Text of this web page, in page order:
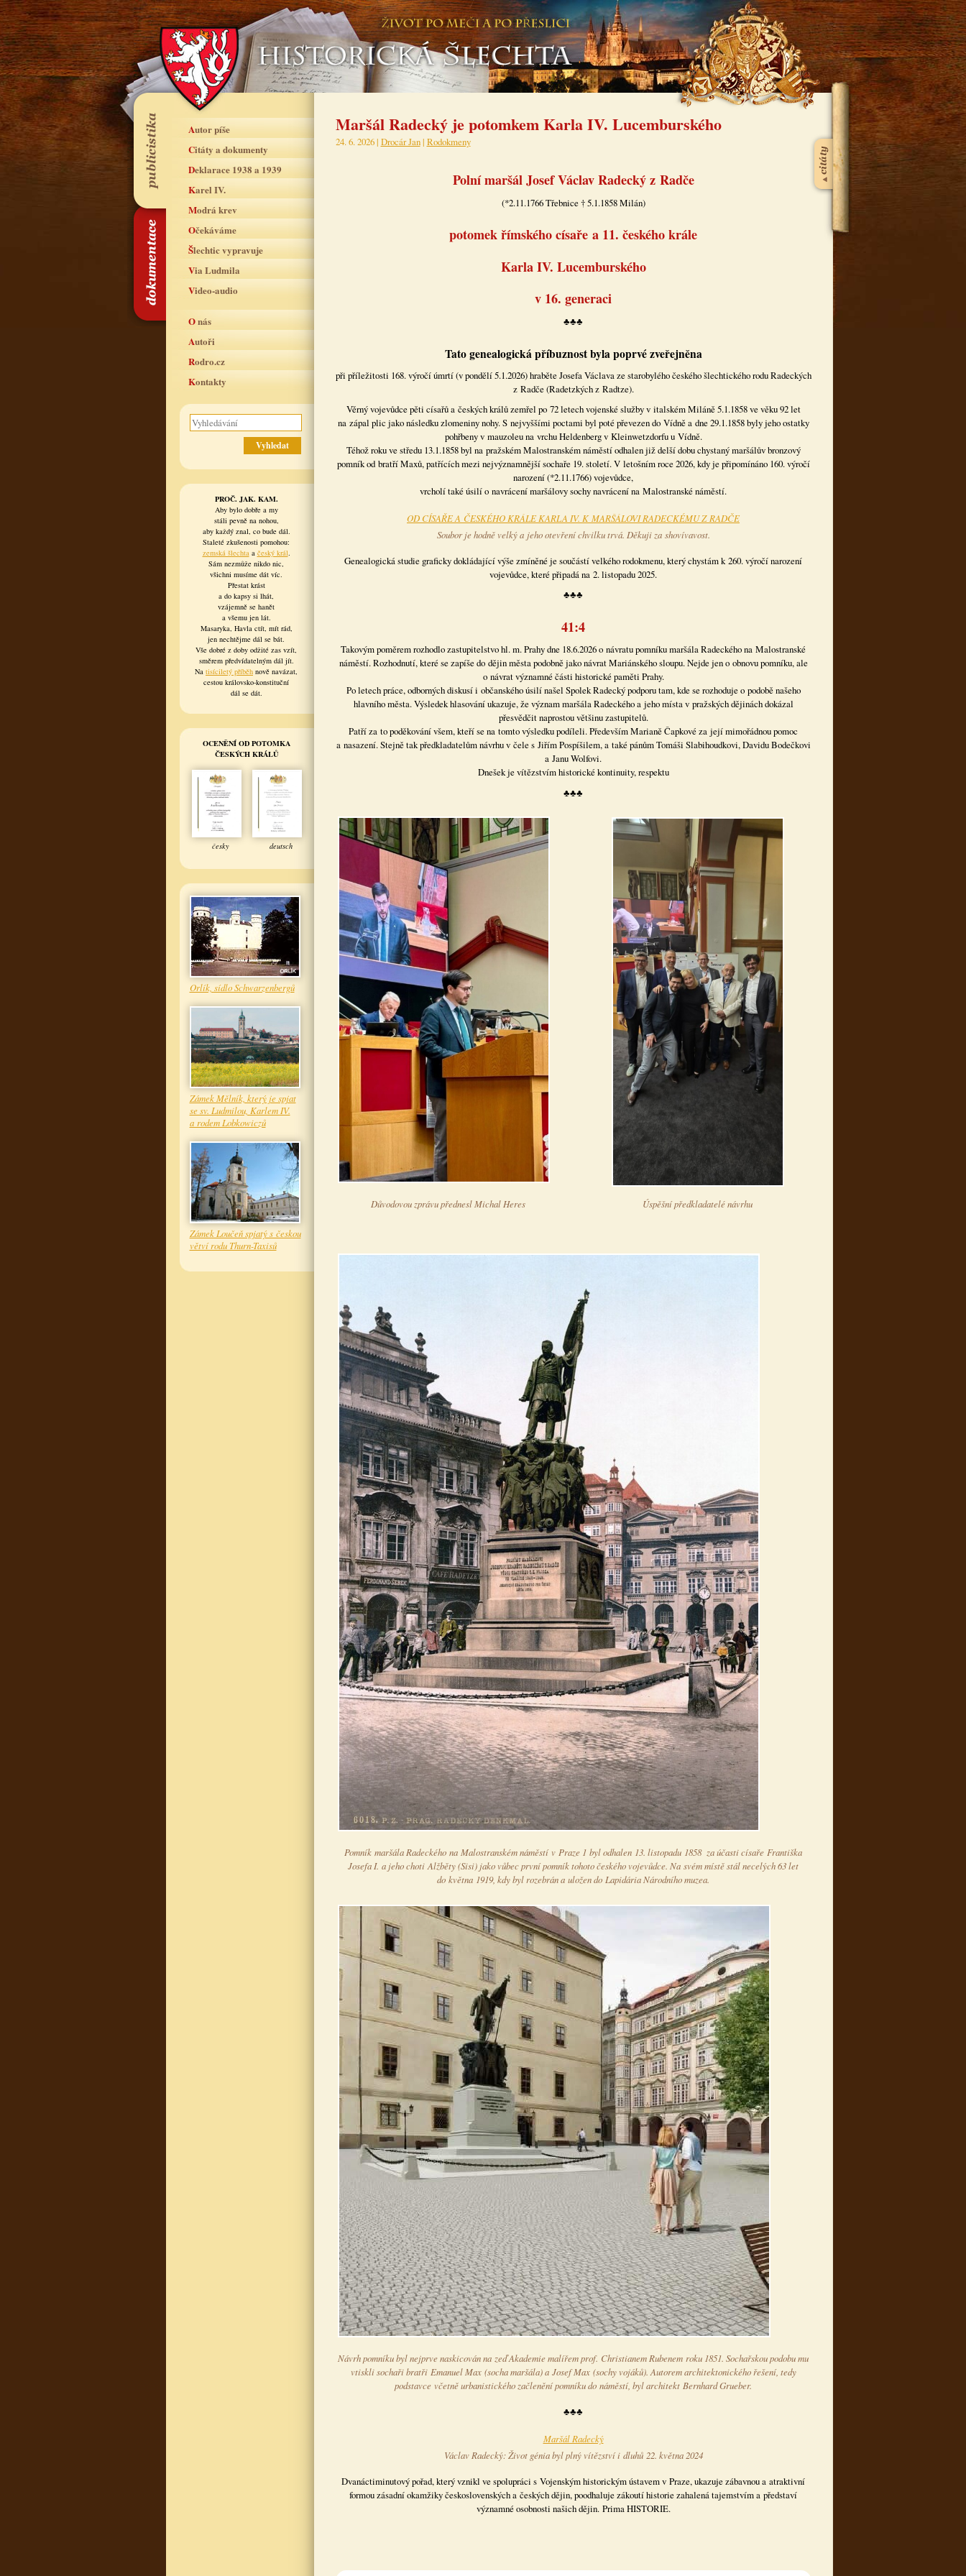
Autor píše
Citáty a dokumenty
Deklarace 1938 a 1939
Karel IV.
Modrá krev
Očekáváme
Šlechtic vypravuje
Via Ludmila
Video-audio
O nás
Autoři
Rodro.cz
Kontakty
PROČ. JAK. KAM.
Aby bylo dobře a my
stáli pevně na nohou,
aby každý znal, co bude dál.
Staleté zkušenosti pomohou:
zemská šlechtaa český král.
Sám nezmůže nikdo nic,
všichni musíme dát víc.
Přestat krást
a do kapsy si lhát,
vzájemně se hanět
a všemu jen lát.
Masaryka, Havla ctít, mít rád,
jen nechtějme dál se bát.
Vše dobré z doby odžité zas vzít,
směrem předvídatelným dál jít.
Na tisíciletý příběh nově navázat,
cestou královsko-konstituční
dál se dát.
OCENĚNÍ OD POTOMKA
ČESKÝCH KRÁLŮ
česky deutsch
Orlík, sídlo Schwarzenbergů
Zámek Mělník, který je spjat
se sv. Ludmilou, Karlem IV.
a rodem Lobkowiczů
Zámek Loučeň spjatý s českou
větví rodu Thurn-Taxisů
Maršál Radecký je potomkem Karla IV. Lucemburského
24. 6. 2026 | Drocár Jan| Rodokmeny
Polní maršál Josef Václav Radecký z Radče
(*2.11.1766 Třebnice † 5.1.1858 Milán)
potomek římského císaře a 11. českého krále
Karla IV. Lucemburského
v 16. generaci
♣♣♣
Tato genealogická příbuznost byla poprvé zveřejněna
při příležitosti 168. výročí úmrtí (v pondělí 5.1.2026) hraběte Josefa Václava ze starobylého českého šlechtického rodu Radeckých
z Radče (Radetzkých z Radtze).
Věrný vojevůdce pěti císařů a českých králů zemřel po 72 letech vojenské služby v italském Miláně 5.1.1858 ve věku 92 let
na zápal plic jako následku zlomeniny nohy. S nejvyššími poctami byl poté převezen do Vídně a dne 29.1.1858 byly jeho ostatky
pohřbeny v mauzoleu na vrchu Heldenberg v Kleinwetzdorfu u Vídně.
Téhož roku ve středu 13.1.1858 byl na pražském Malostranském náměstí odhalen již delší dobu chystaný maršálův bronzový
pomník od bratří Maxů, patřících mezi nejvýznamnější sochaře 19. století. V letošním roce 2026, kdy je připomínáno 160. výročí
narození (*2.11.1766) vojevůdce,
vrcholí také úsilí o navrácení maršálovy sochy navrácení na Malostranské náměstí.
OD CÍSAŘE A ČESKÉHO KRÁLE KARLA IV. K MARŠÁLOVI RADECKÉMU Z RADČE
Soubor je hodně velký a jeho otevření chvilku trvá. Děkuji za shovívavost.
Genealogická studie graficky dokládající výše zmíněné je součástí velkého rodokmenu, který chystám k 260. výročí narození
vojevůdce, které připadá na 2. listopadu 2025.
♣♣♣
41:4
Takovým poměrem rozhodlo zastupitelstvo hl. m. Prahy dne 18.6.2026 o návratu pomníku maršála Radeckého na Malostranské
náměstí. Rozhodnutí, které se zapíše do dějin města podobně jako návrat Mariánského sloupu. Nejde jen o obnovu pomníku, ale
o návrat významné části historické paměti Prahy.
Po letech práce, odborných diskusí i občanského úsilí našel Spolek Radecký podporu tam, kde se rozhoduje o podobě našeho
hlavního města. Výsledek hlasování ukazuje, že význam maršála Radeckého a jeho místa v pražských dějinách dokázal
přesvědčit naprostou většinu zastupitelů.
Patří za to poděkování všem, kteří se na tomto výsledku podíleli. Především Marianě Čapkové za její mimořádnou pomoc
a nasazení. Stejně tak předkladatelům návrhu v čele s Jiřím Pospíšilem, a také pánům Tomáši Slabihoudkovi, Davidu Bodečkovi
a Janu Wolfovi.
Dnešek je vítězstvím historické kontinuity, respektu
♣♣♣
Důvodovou zprávu přednesl Michal Heres Úspěšní předkladatelé návrhu
Pomník maršála Radeckého na Malostranském náměstí v Praze 1 byl odhalen 13. listopadu 1858 za účasti císaře Františka
Josefa I. a jeho choti Alžběty (Sisi) jako vůbec první pomník tohoto českého vojevůdce. Na svém místě stál necelých 63 let
do května 1919, kdy byl rozebrán a uložen do Lapidária Národního muzea.
Návrh pomníku byl nejprve naskicován na zeď Akademie malířem prof. Christianem Rubenem roku 1851. Sochařskou podobu mu
vtiskli sochaři bratři Emanuel Max (socha maršála) a Josef Max (sochy vojáků). Autorem architektonického řešení, tedy
podstavce včetně urbanistického začlenění pomníku do náměstí, byl architekt Bernhard Grueber.
♣♣♣
Maršál Radecký
Václav Radecký: Život génia byl plný vítězství i dluhů 22. května 2024
Dvanáctiminutový pořad, který vznikl ve spolupráci s Vojenským historickým ústavem v Praze, ukazuje zábavnou a atraktivní
formou zásadní okamžiky československých a českých dějin, poodhaluje zákoutí historie zahalená tajemstvím a představí
významné osobnosti našich dějin. Prima HISTORIE.